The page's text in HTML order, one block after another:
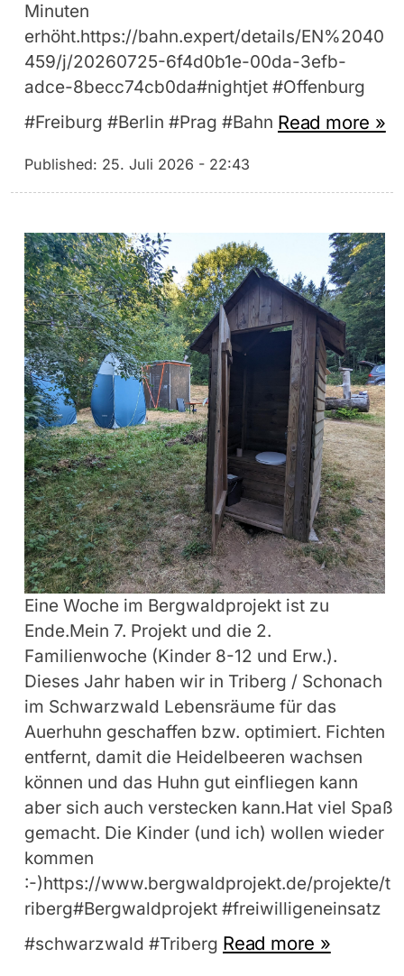
Minuten
erhöht.https://bahn.expert/details/EN%2040
459/j/20260725-6f4d0b1e-00da-3efb-
adce-8becc74cb0da#nightjet #Offenburg
#Freiburg #Berlin #Prag #Bahn Read more »
Published: 25. Juli 2026 - 22:43
Eine Woche im Bergwaldprojekt ist zu
Ende.Mein 7. Projekt und die 2.
Familienwoche (Kinder 8-12 und Erw.).
Dieses Jahr haben wir in Triberg / Schonach
im Schwarzwald Lebensräume für das
Auerhuhn geschaffen bzw. optimiert. Fichten
entfernt, damit die Heidelbeeren wachsen
können und das Huhn gut einfliegen kann
aber sich auch verstecken kann.Hat viel Spaß
gemacht. Die Kinder (und ich) wollen wieder
kommen
:-)https://www.bergwaldprojekt.de/projekte/t
riberg#Bergwaldprojekt #freiwilligeneinsatz
#schwarzwald #Triberg Read more »